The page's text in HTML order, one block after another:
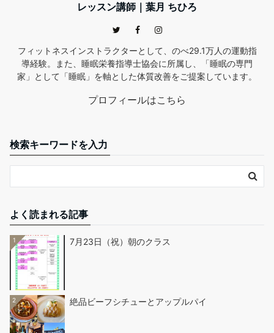
レッスン講師｜葉月 ちひろ
フィットネスインストラクターとして、のべ29.1万人の運動指
導経験。また、睡眠栄養指導士協会に所属し、「睡眠の専門
家」として「睡眠」を軸とした体質改善をご提案しています。
プロフィールはこちら
検索キーワードを入力
よく読まれる記事
1 7月23日（祝）朝のクラス
2 絶品ビーフシチューとアップルパイ